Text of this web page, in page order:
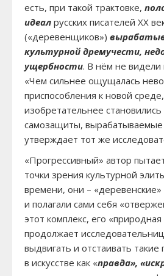
есть, при такой трактовке,
идеал русских писателей XX
(«деревенщиков»)
культурной дремучести,
ущербности. В нём не видели
«Чем сильнее ощущалась
приспособления к новой
изобретательнее становились
самозащиты,
утверждает тот же
«Прогрессивный» автор
точки зрения культурной
времени, они –
и полагали сами себя
этот комплекс, его
продолжает
выдвигать и отстаивать такие
в искусстве как «правда»,